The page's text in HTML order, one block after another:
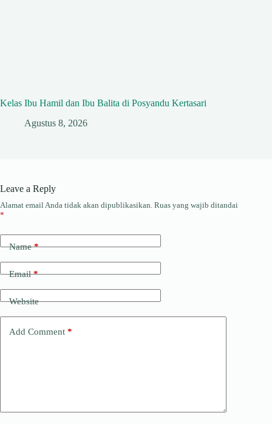
Kelas Ibu Hamil dan Ibu Balita di Posyandu Kertasari
Agustus 8, 2026
Leave a Reply
Alamat email Anda tidak akan dipublikasikan. Ruas yang wajib ditandai
*
Name*
Email*
Website
Add Comment *